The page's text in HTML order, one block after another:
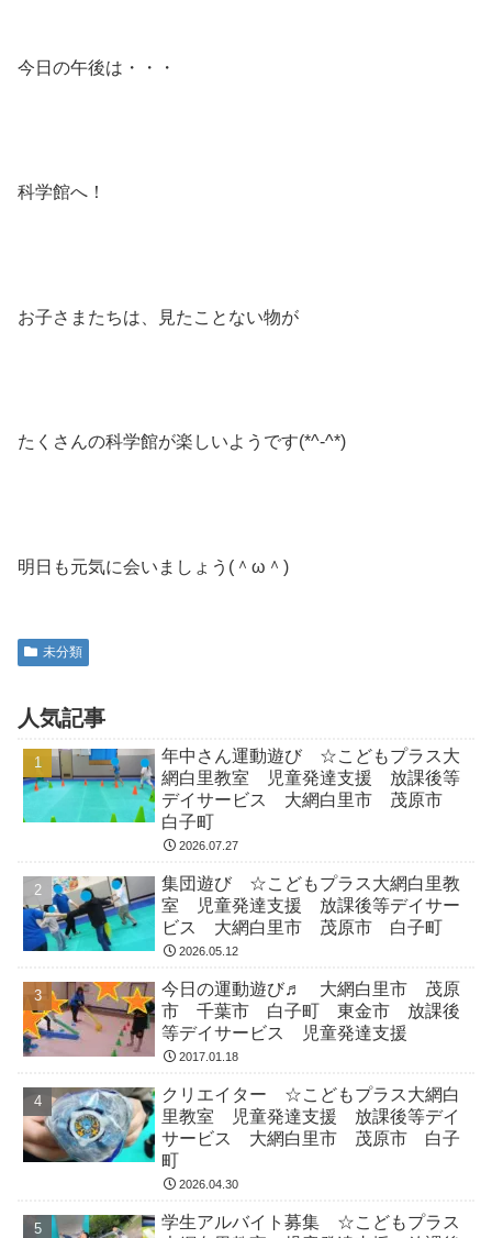
今日の午後は・・・
科学館へ！
お子さまたちは、見たことない物が
たくさんの科学館が楽しいようです(*^-^*)
明日も元気に会いましょう(＾ω＾)
未分類
人気記事
年中さん運動遊び ☆こどもプラス大
網白里教室 児童発達支援 放課後等
デイサービス 大網白里市 茂原市
白子町
2026.07.27
集団遊び ☆こどもプラス大網白里教
室 児童発達支援 放課後等デイサー
ビス 大網白里市 茂原市 白子町
2026.05.12
今日の運動遊び♬ 大網白里市 茂原
市 千葉市 白子町 東金市 放課後
等デイサービス 児童発達支援
2017.01.18
クリエイター ☆こどもプラス大網白
里教室 児童発達支援 放課後等デイ
サービス 大網白里市 茂原市 白子
町
2026.04.30
学生アルバイト募集 ☆こどもプラス